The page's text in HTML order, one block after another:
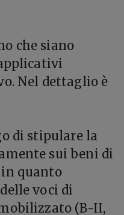
che siano
Nel dettaglio è
di stipulare la
sui beni di
in quanto
voci di
(B-II,